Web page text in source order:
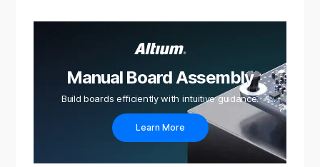
Manual Board Assembly
Build boards efficiently with intuitive guidance.
Learn More